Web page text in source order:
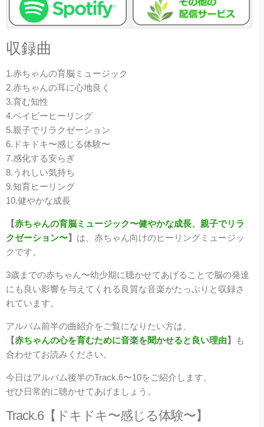
収録曲
1.赤ちゃんの育脳ミュージック
2.赤ちゃんの耳に心地良く
3.育む知性
4.ベイビーヒーリング
5.親子でリラクゼーション
6.ドキドキ〜感じる体験〜
7.感化する安らぎ
8.うれしい気持ち
9.知育ヒーリング
10.健やかな成長
【赤ちゃんの育脳ミュージック〜健やかな成長、親子でリラ
クゼーション〜】 は、赤ちゃん向けのヒーリングミュージッ
クです。
3歳までの赤ちゃん〜幼少期に聴かせてあげることで脳の発達
にも良い影響を与えてくれる良質な音楽がたっぷりと収録さ
れています。
アルバム前半の曲紹介をご覧になりたい方は、
【赤ちゃんの心を育むために音楽を聞かせると良い理由】
も
合わせてお読みください。
今日はアルバム後半のTrack.6〜10をご紹介します。
ぜひ日常的に聴かせてあげましょう。
Track.6【ドキドキ〜感じる体験〜】